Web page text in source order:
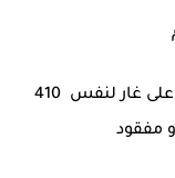
گتلة ورمز c4 يطلع بالاجهزة الي تشتغل على غار 410‪ لنفس